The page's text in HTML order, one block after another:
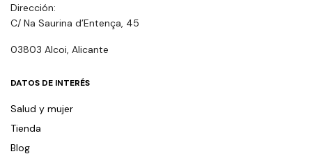
Dirección:
C/ Na Saurina d’Entença, 45
03803 Alcoi, Alicante
DATOS DE INTERÉS
Salud y mujer
Tienda
Blog